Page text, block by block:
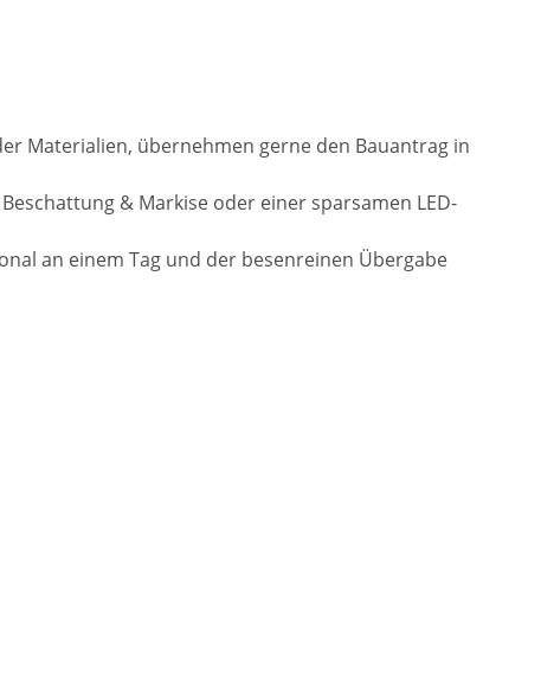
Materialien, übernehmen gerne den Bauantrag in
& Markise oder einer sparsamen LED-
an einem Tag und der besenreinen Übergabe